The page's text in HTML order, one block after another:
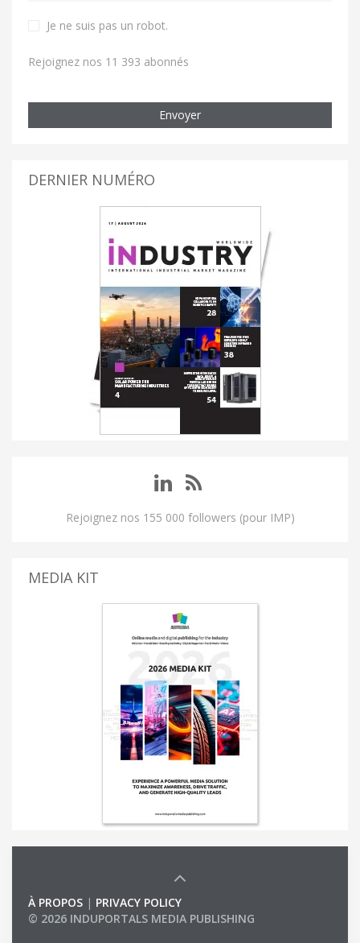
Je ne suis pas un robot.
Rejoignez nos 11 393 abonnés
Envoyer
DERNIER NUMÉRO
Rejoignez nos 155 000 followers (pour IMP)
MEDIA KIT
À PROPOS | PRIVACY POLICY
© 2026 INDUPORTALS MEDIA PUBLISHING